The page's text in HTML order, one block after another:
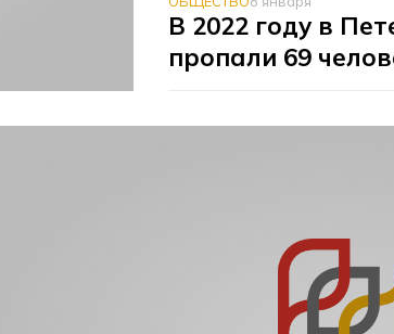
В 2022 году в
пропали 69